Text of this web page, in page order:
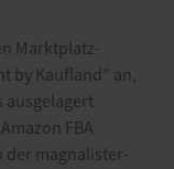
Marktplatz-
by Kaufland” an,
ausgelagert
FBA
der magnalister-